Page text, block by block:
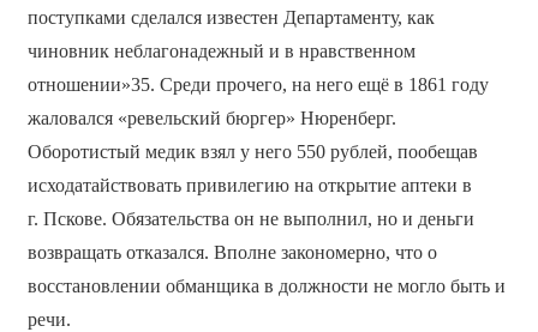
поступками сделался известен Департаменту, как
чиновник неблагонадежный и в нравственном
отношении»35. Среди прочего, на него ещё в 1861 году
жаловался «ревельский бюргер» Нюренберг.
Оборотистый медик взял у него 550 рублей, пообещав
исходатайствовать привилегию на открытие аптеки в
г. Пскове. Обязательства он не выполнил, но и деньги
возвращать отказался. Вполне закономерно, что о
восстановлении обманщика в должности не могло быть и
речи.